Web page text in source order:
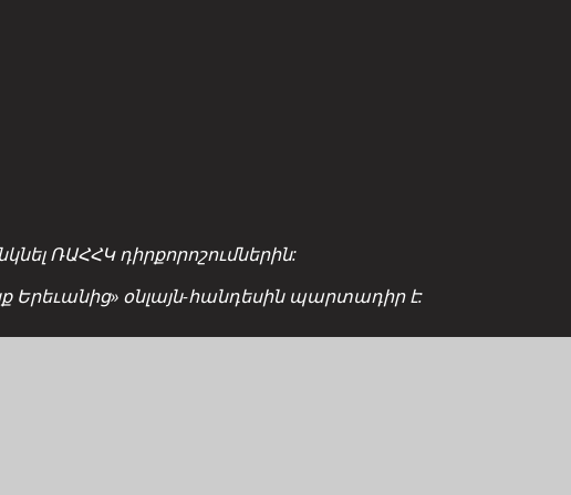
ՌԱՀՀԿ դիրքորոշումներին:
Երեւանից» օնլայն-հանդեսին պարտադիր է: